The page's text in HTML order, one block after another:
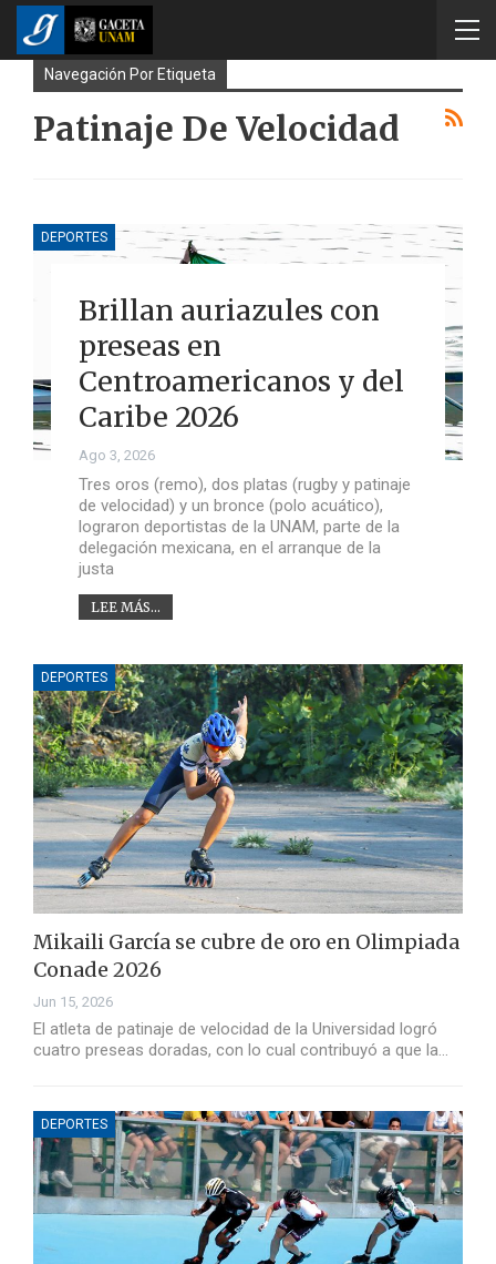
Navegación Por Etiqueta
Patinaje De Velocidad
DEPORTES
Brillan auriazules con
preseas en
Centroamericanos y del
Caribe 2026
Ago 3, 2026
Tres oros (remo), dos platas (rugby y patinaje
de velocidad) y un bronce (polo acuático),
lograron deportistas de la UNAM, parte de la
delegación mexicana, en el arranque de la
justa
LEE MÁS...
DEPORTES
Mikaili García se cubre de oro en Olimpiada
Conade 2026
Jun 15, 2026
El atleta de patinaje de velocidad de la Universidad logró
cuatro preseas doradas, con lo cual contribuyó a que la…
DEPORTES